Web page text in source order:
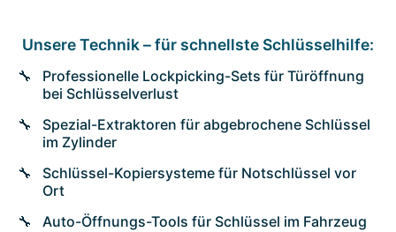
Unsere Technik – für schnellste Schlüsselhilfe:
Professionelle Lockpicking-Sets für Türöffnung
bei Schlüsselverlust
Spezial-Extraktoren für abgebrochene Schlüssel
im Zylinder
Schlüssel-Kopiersysteme für Notschlüssel vor
Ort
Auto-Öffnungs-Tools für Schlüssel im Fahrzeug